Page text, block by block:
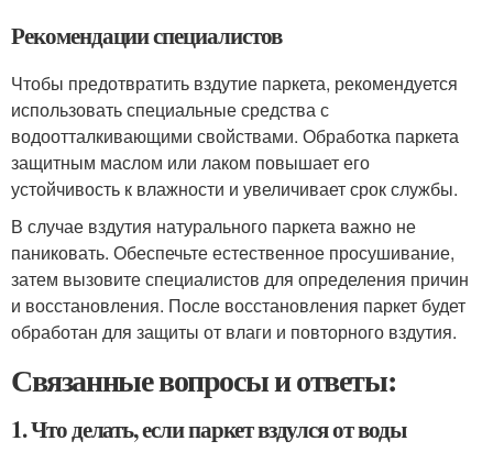
Рекомендации специалистов
Чтобы предотвратить вздутие паркета, рекомендуется
использовать специальные средства с
водоотталкивающими свойствами. Обработка паркета
защитным маслом или лаком повышает его
устойчивость к влажности и увеличивает срок службы.
В случае вздутия натурального паркета важно не
паниковать. Обеспечьте естественное просушивание,
затем вызовите специалистов для определения причин
и восстановления. После восстановления паркет будет
обработан для защиты от влаги и повторного вздутия.
Связанные вопросы и ответы:
1. Что делать, если паркет вздулся от воды